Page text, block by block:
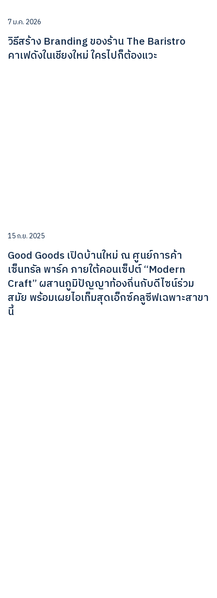
7 ม.ค. 2026
วิธีสร้าง Branding ของร้าน The Baristro
คาเฟดังในเชียงใหม่ ใครไปก็ต้องแวะ
15 ก.ย. 2025
Good Goods เปิดบ้านใหม่ ณ ศูนย์การค้า
เซ็นทรัล พาร์ค ภายใต้คอนเซ็ปต์ “Modern
Craft” ผสานภูมิปัญญาท้องถิ่นกับดีไซน์ร่วม
สมัย พร้อมเผยไอเท็มสุดเอ็กซ์คลูซีฟเฉพาะสาขา
นี้